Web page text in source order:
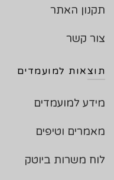
תקנון האתר
צור קשר
תוצאות למועמדים
מידע למועמדים
מאמרים וטיפים
לוח משרות ביוטק